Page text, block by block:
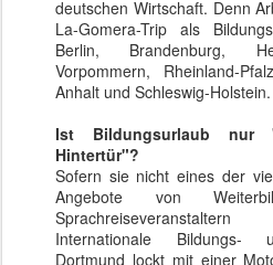
deutschen Wirtschaft. Denn
La-Gomera-Trip als
Berlin, Brandenburg,
Vorpommern, Rheinland-
Anhalt und Schleswig-Holstein.
Ist Bildungsurlaub nur
Hintertür"?
Sofern sie nicht eines der
Angebote von
Internationale Bildungs-
Dortmund lockt mit einer